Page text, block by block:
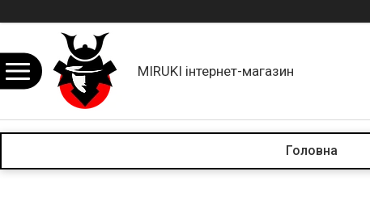
MIRUKI інтернет-магазин
Головна